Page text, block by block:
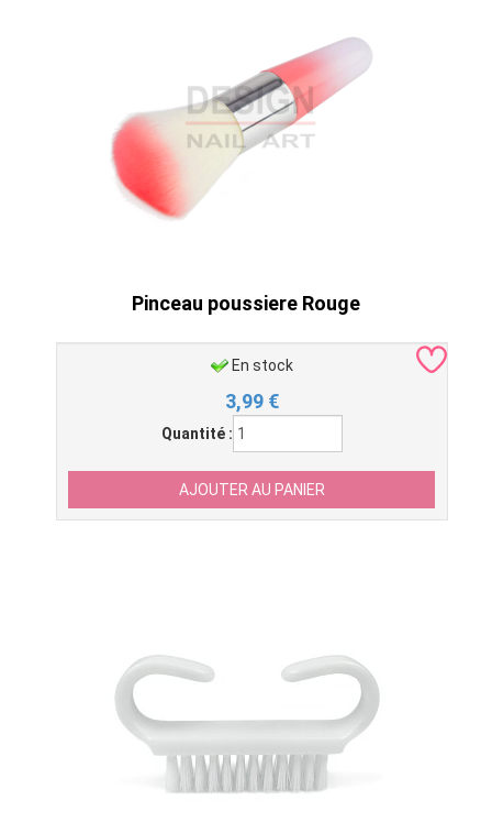
Pinceau poussiere Rouge
En stock
3,99 €
Quantité :